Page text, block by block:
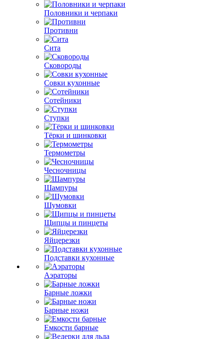
Половники и черпаки
Противни
Сита
Сковороды
Совки кухонные
Сотейники
Ступки
Тёрки и шинковки
Термометры
Чесночницы
Шампуры
Шумовки
Щипцы и пинцеты
Яйцерезки
Подставки кухонные
Аэраторы
Барные ложки
Барные ножи
Емкости барные